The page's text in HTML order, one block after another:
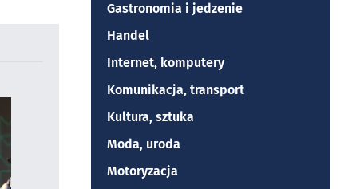
Gastronomia i jedzenie
Handel
Internet, komputery
Komunikacja, transport
Kultura, sztuka
Moda, uroda
Motoryzacja